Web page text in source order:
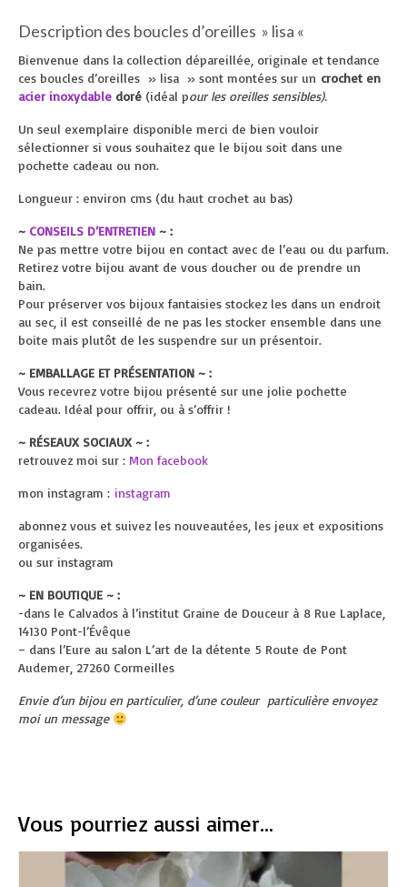
Description des boucles d’oreilles » lisa «
Bienvenue dans la collection dépareillée, originale et tendance
ces boucles d’oreilles » lisa » sont montées sur un crochet en
acier inoxydable doré (idéal pour les oreilles sensibles).
Un seul exemplaire disponible merci de bien vouloir
sélectionner si vous souhaitez que le bijou soit dans une
pochette cadeau ou non.
Longueur : environ cms (du haut crochet au bas)
~ CONSEILS D’ENTRETIEN ~ :
Ne pas mettre votre bijou en contact avec de l’eau ou du parfum.
Retirez votre bijou avant de vous doucher ou de prendre un
bain.
Pour préserver vos bijoux fantaisies stockez les dans un endroit
au sec, il est conseillé de ne pas les stocker ensemble dans une
boite mais plutôt de les suspendre sur un présentoir.
~ EMBALLAGE ET PRÉSENTATION ~ :
Vous recevrez votre bijou présenté sur une jolie pochette
cadeau. Idéal pour offrir, ou à s’offrir !
~ RÉSEAUX SOCIAUX ~ :
retrouvez moi sur : Mon facebook
mon instagram : instagram
abonnez vous et suivez les nouveautées, les jeux et expositions
organisées.
ou sur instagram
~ EN BOUTIQUE ~ :
-dans le Calvados à l’institut Graine de Douceur à 8 Rue Laplace,
14130 Pont-l’Évêque
– dans l’Eure au salon L’art de la détente 5 Route de Pont
Audemer, 27260 Cormeilles
Envie d’un bijou en particulier, d’une couleur particulière envoyez
moi un message
Vous pourriez aussi aimer...